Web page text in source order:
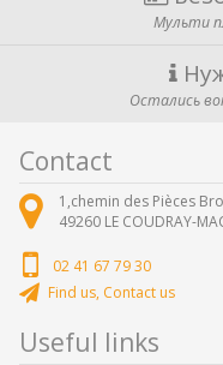
Мульти
Остались
Contact
1,chemin des Pièces
49260 LE COUDRAY-
02 41 67 79 30
Find us, Contact us
Useful links